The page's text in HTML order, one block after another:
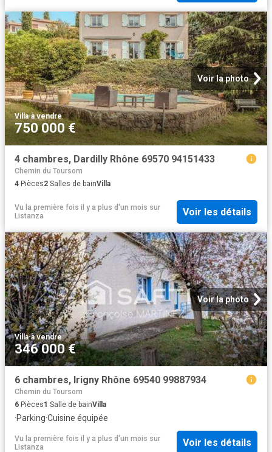
Voir la photo
Villa·à vendre
750 000 €
4 chambres, Dardilly Rhône 69570 94151433
Chemin du Toursom
4 Pièces2 Salles de bainVilla
Vu la première fois il y a plus d'un mois sur
Listanza
Voir les détails
Voir la photo
Villa·à vendre
346 000 €
6 chambres, Irigny Rhône 69540 99887934
Chemin du Toursom
6 Pièces1 Salle de bainVilla
·Parking·Cuisine équipée
Vu la première fois il y a plus d'un mois sur
Listanza
Voir les détails